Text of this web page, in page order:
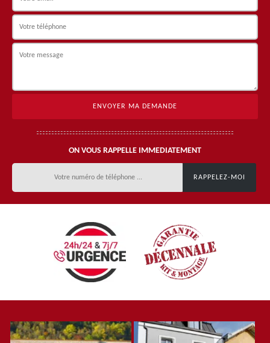
ON VOUS RAPPELLE IMMEDIATEMENT